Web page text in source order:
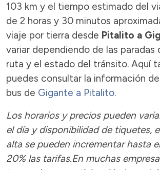
103 km y el tiempo estimado del
de 2 horas y 30 minutos
viaje por tierra desde Pitalito a
variar dependiendo de las paradas
ruta y el estado del tránsito. Aquí
puedes consultar la información
bus de Gigante a Pitalito.
Los horarios y precios pueden
el día y disponibilidad de tiquetes,
alta se pueden incrementar hasta
20% las tarifas.En muchas